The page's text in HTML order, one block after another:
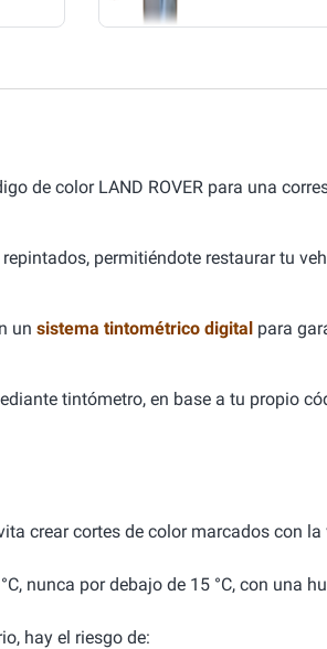
de color LAND ROVER para una
permitiéndote restaurar tu
un sistema tintométrico digital para
tintómetro, en base a tu propio
crear cortes de color marcados con
nunca por debajo de 15 °C, con una
hay el riesgo de: